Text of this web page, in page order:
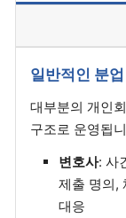
일반적인 분
대부분의 개인
구조로 운영됩
변호사: 사
제출 명의,
대응